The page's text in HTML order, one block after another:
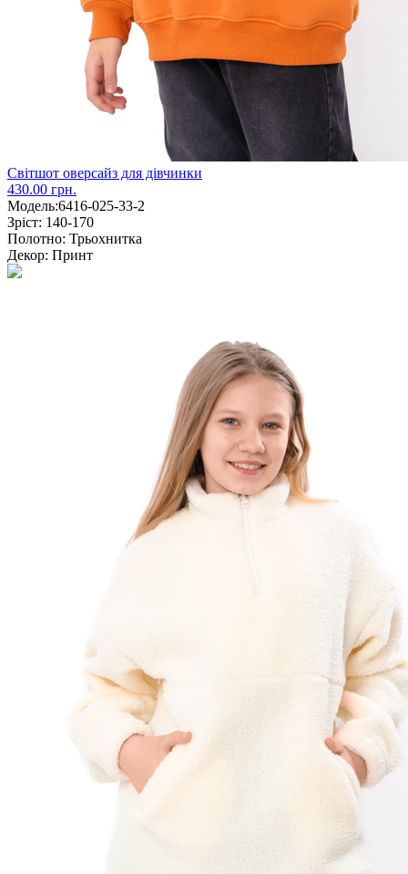
Світшот оверсайз для дівчинки
430.00 грн.
Модель:6416-025-33-2
Зріст: 140-170
Полотно: Трьохнитка
Декор: Принт